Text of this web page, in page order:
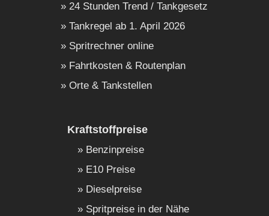
24 Stunden Trend / Tankgesetz
Tankregel ab 1. April 2026
Spritrechner online
Fahrtkosten & Routenplan
Orte & Tankstellen
Kraftstoffpreise
Benzinpreise
E10 Preise
Dieselpreise
Spritpreise in der Nähe